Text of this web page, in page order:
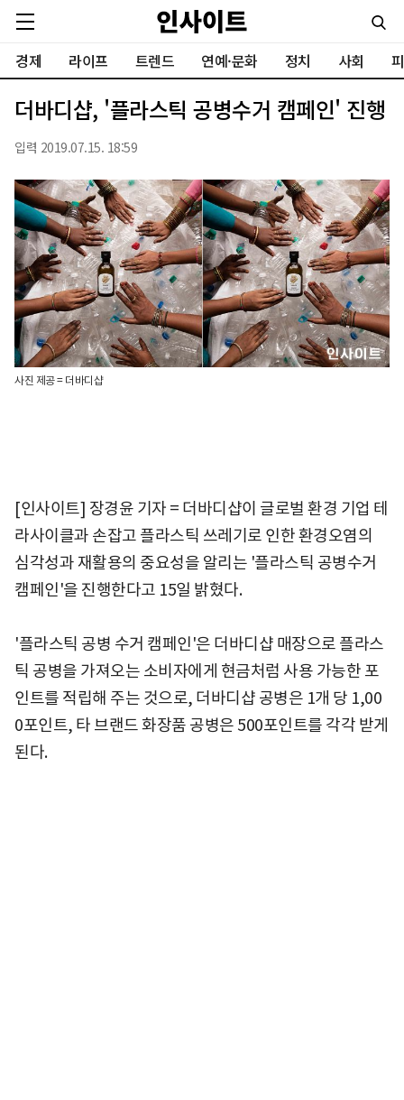
경제 라이프 트렌드 연예·문화 정치 사회
더바디샵, '플라스틱 공병수거 캠페인' 진행
입력 2019.07.15. 18:59
사진 제공 = 더바디샵
[인사이트] 장경윤 기자 = 더바디샵이 글로벌 환경 기업 테
라사이클과 손잡고 플라스틱 쓰레기로 인한 환경오염의
심각성과 재활용의 중요성을 알리는 '플라스틱 공병수거
캠페인'을 진행한다고 15일 밝혔다.
'플라스틱 공병 수거 캠페인'은 더바디샵 매장으로 플라스
틱 공병을 가져오는 소비자에게 현금처럼 사용 가능한 포
인트를 적립해 주는 것으로, 더바디샵 공병은 1개 당 1,00
0포인트, 타 브랜드 화장품 공병은 500포인트를 각각 받게
된다.